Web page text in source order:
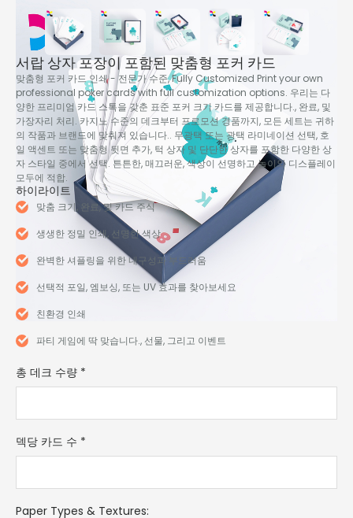
서랍 상자 포장이 포함된 맞춤형 포커 카드
맞춤형 포커 카드 인쇄 - 전문가 수준,Fully Customized Print your own
professional poker cards with full customization options. 우리는 다
양한 프리미엄 카드 스톡을 갖춘 표준 포커 크기 카드를 제공합니다., 완료, 및
가장자리 처리. 카지노 수준의 데크부터 프로모션 경품까지, 모든 세트는 귀하
의 작품과 브랜드에 맞춰져 있습니다.. 무광택 또는 광택 라미네이션 선택, 호
일 액센트 또는 맞춤형 뒷면 추가, 턱 상자 및 단단한 상자를 포함한 다양한 상
자 스타일 중에서 선택. 튼튼한, 매끄러운, 색상이 선명하고 놀이와 디스플레이
모두에 적합.
하이라이트
맞춤 크기, 완료, 및 카드 주식
생생한 정밀 인쇄, 선명한 색상
완벽한 셔플링을 위한 내구성과 부드러움
선택적 포일, 엠보싱, 또는 UV 효과를 찾아보세요
친환경 인쇄
파티 게임에 딱 맞습니다., 선물, 그리고 이벤트
총 데크 수량 *
덱당 카드 수 *
Paper Types & Textures: